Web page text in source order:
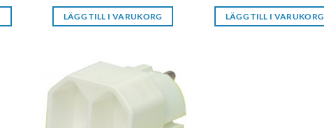
LÄGG TILL I VARUKORG LÄGG TILL I VARUKORG